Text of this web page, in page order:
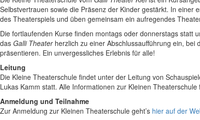
Selbstvertrauen sowie die Präsenz der Kinder gestärkt. In
des Theaterspiels und üben gemeinsam ein aufregendes
Die fortlaufenden Kurse finden montags oder donnerstags statt
das Galli Theaterherzlich zu einer Abschlussaufführung ein, bei
präsentieren. Ein unvergessliches Erlebnis für alle!
Leitung
Die Kleine Theaterschule findet unter der Leitung von
Lukas Kamm statt. Alle Informationen zur Kleinen
Anmeldung und Teilnahme
Zur Anmeldung zur Kleinen Theaterschule geht’s hier auf der